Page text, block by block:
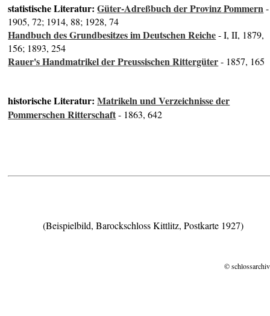
statistische Literatur:Güter-Adreßbuch der Provinz Pommern-
1905, 72; 1914, 88; 1928, 74
Handbuch des Grundbesitzes im Deutschen Reiche- I, II, 1879,
156; 1893, 254
Rauer's Handmatrikel der Preussischen Rittergüter- 1857, 165
historische Literatur:Matrikeln und Verzeichnisse der
Pommerschen Ritterschaft- 1863, 642
(Beispielbild, Barockschloss Kittlitz, Postkarte 1927)
©